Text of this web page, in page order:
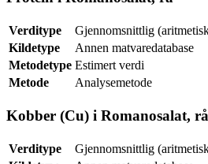
Verditype
Gjennomsnittlig
Kildetype
Annen matvaredatabase
Metodetype Estimert verdi
Metode
Analysemetode
Kobber (Cu) i Romanosalat, rå
Verditype
Gjennomsnittlig